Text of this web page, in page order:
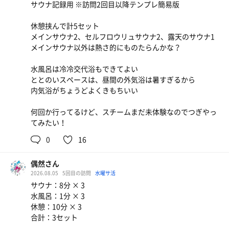
ハイボール
サウナ記録用 ※訪問2回目以降テンプレ簡易版
休憩挟んで計5セット
メインサウナ2、セルフロウリュサウナ2、露天のサウナ1
メインサウナ以外は熱さ的にものたらんかな？
水風呂は冷冷交代浴もできてよい
ととのいスペースは、昼間の外気浴は暑すぎるから
内気浴がちょうどよくきもちいい
何回か行ってるけど、スチームまだ未体験なのでつぎやっ
てみたい！
0
16
偶然さん
2026.08.05 5回目の訪問 水曜サ活
サウナ：8分 × 3
水風呂：1分 × 3
休憩：10分 × 3
合計：3セット